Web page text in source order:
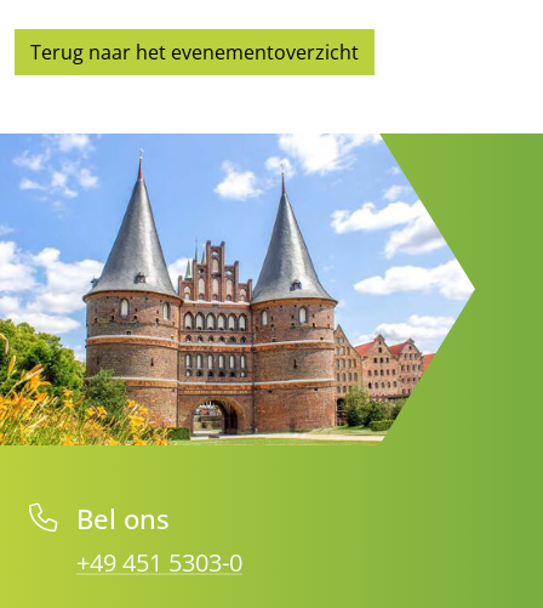
Terug naar het evenementoverzicht
Bel ons
+49 451 5303-0